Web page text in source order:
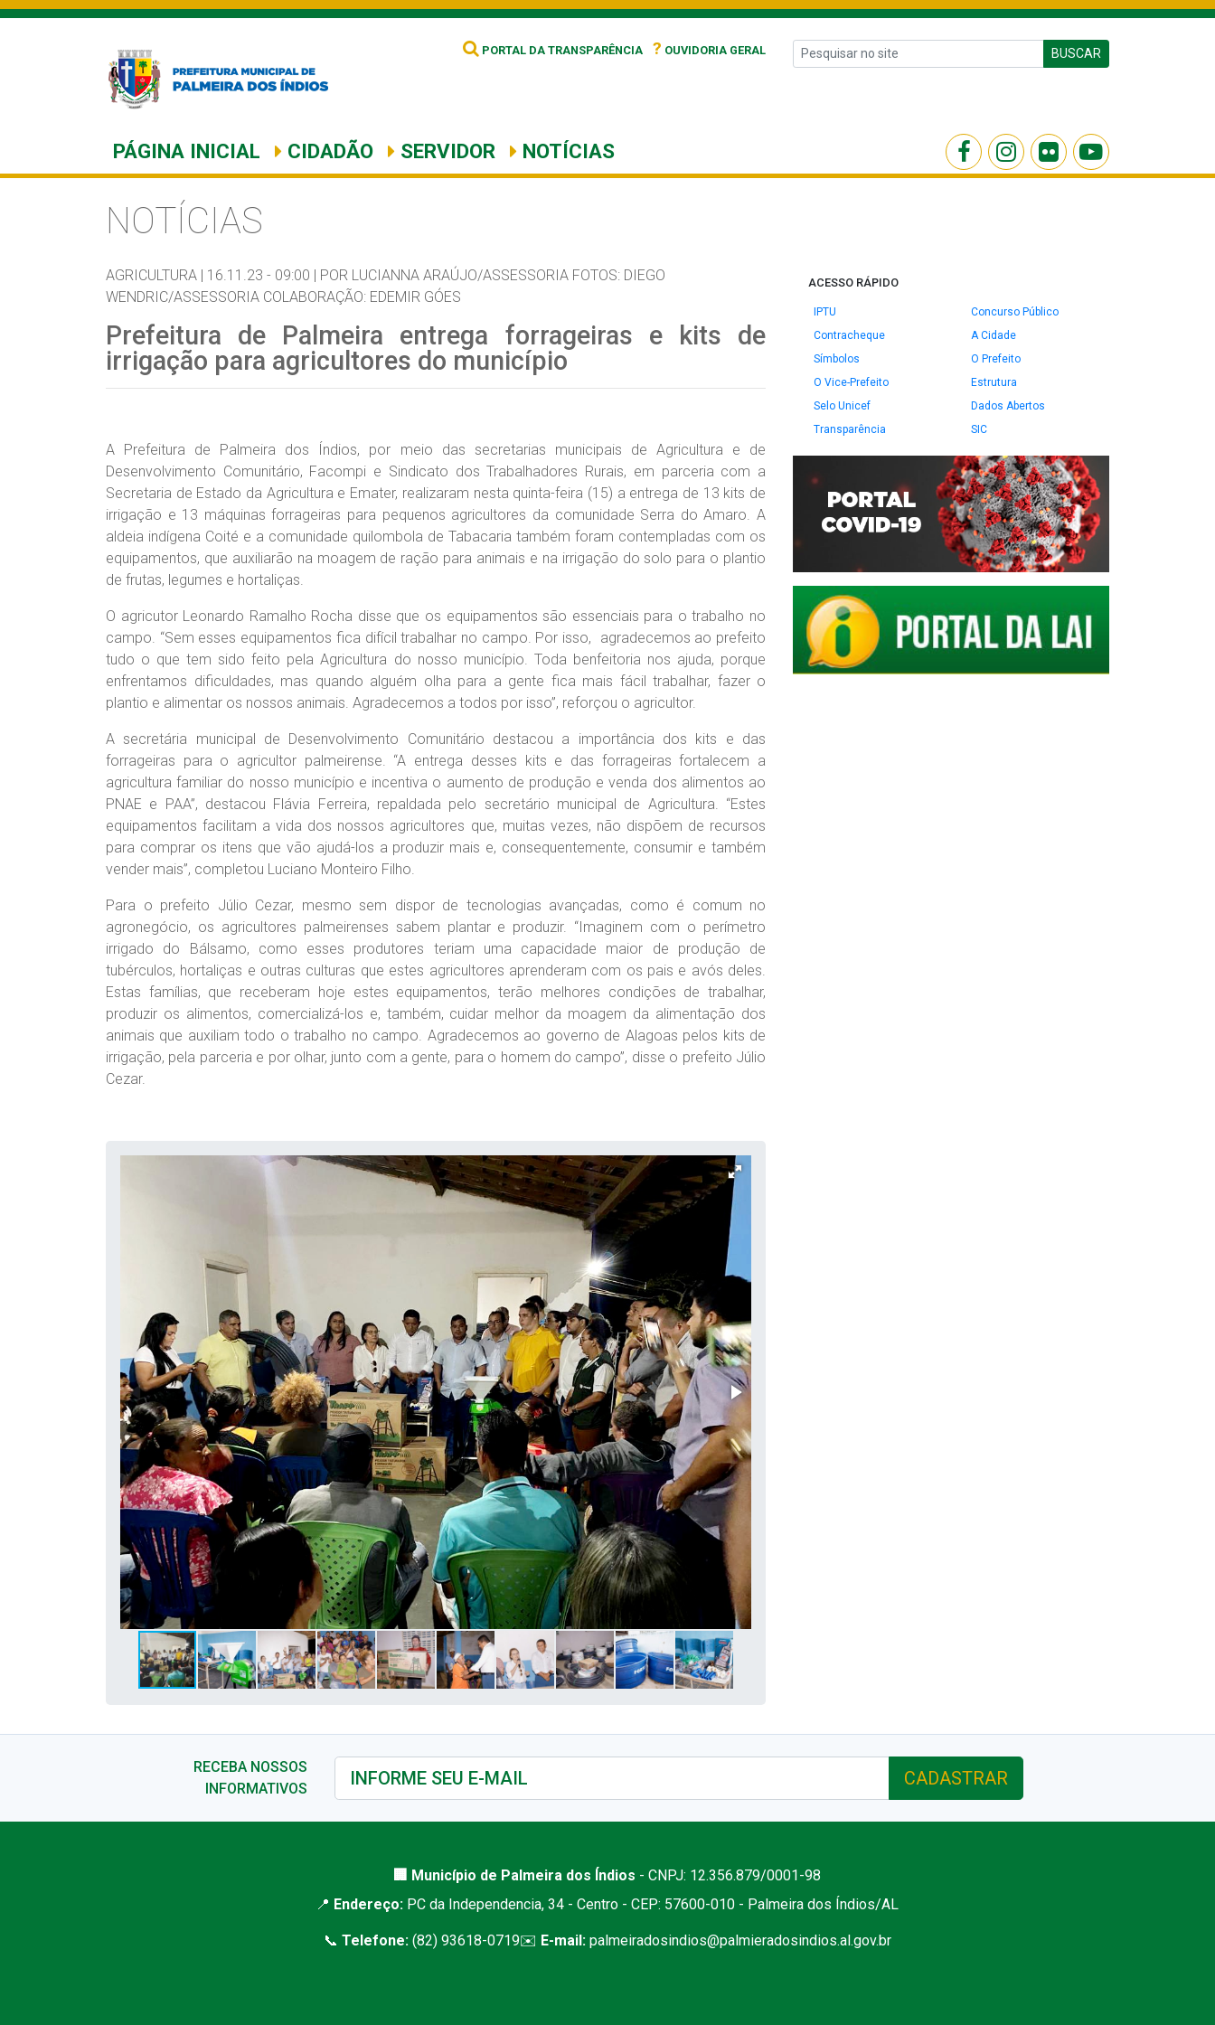
PORTAL DA TRANSPARÊNCIA ? OUVIDORIA GERAL BUSCAR
PÁGINA INICIAL CIDADÃO SERVIDOR NOTÍCIAS
NOTÍCIAS
AGRICULTURA | 16.11.23 - 09:00 | POR LUCIANNA ARAÚJO/ASSESSORIA FOTOS: DIEGO
WENDRIC/ASSESSORIA COLABORAÇÃO: EDEMIR GÓES
Prefeitura de Palmeira entrega forrageiras e kits de
irrigação para agricultores do município
A Prefeitura de Palmeira dos Índios, por meio das secretarias municipais de Agricultura e de
Desenvolvimento Comunitário, Facompi e Sindicato dos Trabalhadores Rurais, em parceria com a
Secretaria de Estado da Agricultura e Emater, realizaram nesta quinta-feira (15) a entrega de 13 kits de
irrigação e 13 máquinas forrageiras para pequenos agricultores da comunidade Serra do Amaro. A
aldeia indígena Coité e a comunidade quilombola de Tabacaria também foram contempladas com os
equipamentos, que auxiliarão na moagem de ração para animais e na irrigação do solo para o plantio
de frutas, legumes e hortaliças.
O agricutor Leonardo Ramalho Rocha disse que os equipamentos são essenciais para o trabalho no
campo. “Sem esses equipamentos fica difícil trabalhar no campo. Por isso, agradecemos ao prefeito
tudo o que tem sido feito pela Agricultura do nosso município. Toda benfeitoria nos ajuda, porque
enfrentamos dificuldades, mas quando alguém olha para a gente fica mais fácil trabalhar, fazer o
plantio e alimentar os nossos animais. Agradecemos a todos por isso”, reforçou o agricultor.
A secretária municipal de Desenvolvimento Comunitário destacou a importância dos kits e das
forrageiras para o agricultor palmeirense. “A entrega desses kits e das forrageiras fortalecem a
agricultura familiar do nosso município e incentiva o aumento de produção e venda dos alimentos ao
PNAE e PAA”, destacou Flávia Ferreira, repaldada pelo secretário municipal de Agricultura. “Estes
equipamentos facilitam a vida dos nossos agricultores que, muitas vezes, não dispõem de recursos
para comprar os itens que vão ajudá-los a produzir mais e, consequentemente, consumir e também
vender mais”, completou Luciano Monteiro Filho.
Para o prefeito Júlio Cezar, mesmo sem dispor de tecnologias avançadas, como é comum no
agronegócio, os agricultores palmeirenses sabem plantar e produzir. “Imaginem com o perímetro
irrigado do Bálsamo, como esses produtores teriam uma capacidade maior de produção de
tubérculos, hortaliças e outras culturas que estes agricultores aprenderam com os pais e avós deles.
Estas famílias, que receberam hoje estes equipamentos, terão melhores condições de trabalhar,
produzir os alimentos, comercializá-los e, também, cuidar melhor da moagem da alimentação dos
animais que auxiliam todo o trabalho no campo. Agradecemos ao governo de Alagoas pelos kits de
irrigação, pela parceria e por olhar, junto com a gente, para o homem do campo”, disse o prefeito Júlio
Cezar.
ACESSO RÁPIDO
IPTU
Concurso Público
Contracheque
A Cidade
Símbolos
O Prefeito
O Vice-Prefeito
Estrutura
Selo Unicef
Dados Abertos
Transparência
SIC
RECEBA NOSSOS
INFORMATIVOS
CADASTRAR
🏢 Município de Palmeira dos Índios - CNPJ: 12.356.879/0001-98
📍 Endereço: PC da Independencia, 34 - Centro - CEP: 57600-010 - Palmeira dos Índios/AL
📞 Telefone:(82) 93618-0719✉️ E-mail: palmeiradosindios@palmieradosindios.al.gov.br